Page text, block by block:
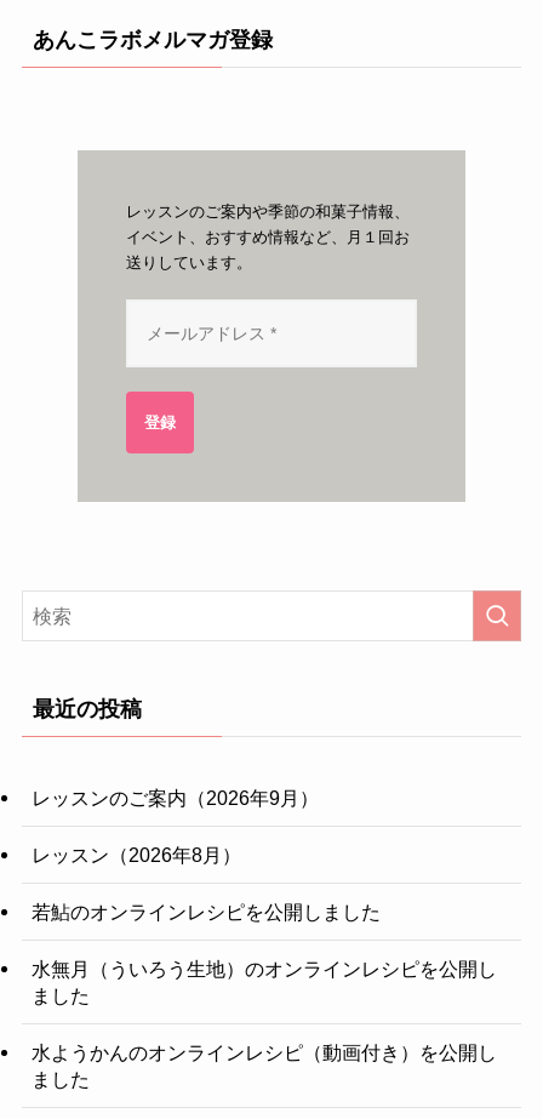
あんこラボメルマガ登録
レッスンのご案内や季節の和菓子情報、
イベント、おすすめ情報など、月１回お
送りしています。
登録
最近の投稿
レッスンのご案内（2026年9月）
レッスン（2026年8月）
若鮎のオンラインレシピを公開しました
水無月（ういろう生地）のオンラインレシピを公開し
ました
水ようかんのオンラインレシピ（動画付き）を公開し
ました